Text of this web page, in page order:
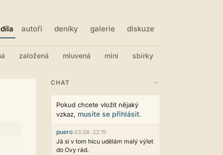
díla autoři deníky galerie diskuze
založená mluvená mini sbírky
CHAT −
Pokud chcete vložit nějaký
vzkaz, musíte se přihlásit.
puero 03.08. 22:15
Já si v tom hicu udělám malý výlet
do Ovy rád.